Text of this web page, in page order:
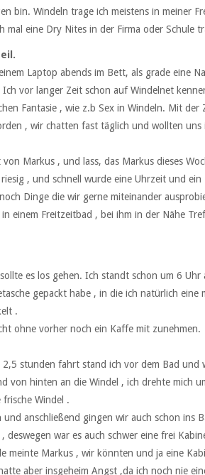
bin. Windeln trage ich meistens in meiner
mal eine Dry Nites in der Firma oder Schule
Laptop abends im Bett, als grade eine
vor langer Zeit schon auf Windelnet
Fantasie , wie z.b Sex in Windeln. Mit
, wir chatten fast täglich und wollten
Markus , und lass, das Markus dieses
, und schnell wurde eine Uhrzeit und
Dinge die wir gerne miteinander
einem Freitzeitbad , bei ihm in der Nähe
es los gehen. Ich standt schon um 6
gepackt habe , in die ich natürlich
.
ohne vorher noch ein Kaffe mit zunehmen.
2,5 stunden fahrt stand ich vor dem Bad und
von hinten an die Windel , ich drehte mich
frische Windel .
anschließend gingen wir auch schon ins
deswegen war es auch schwer eine frei
meinte Markus , wir könnten und ja eine
aber insgeheim Angst ,da ich noch nie